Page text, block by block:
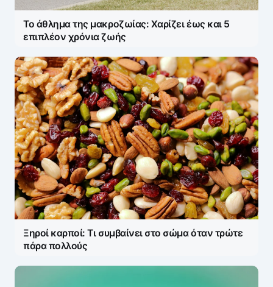
Το άθλημα της μακροζωίας: Χαρίζει έως και 5
επιπλέον χρόνια ζωής
Ξηροί καρποί: Τι συμβαίνει στο σώμα όταν τρώτε
πάρα πολλούς